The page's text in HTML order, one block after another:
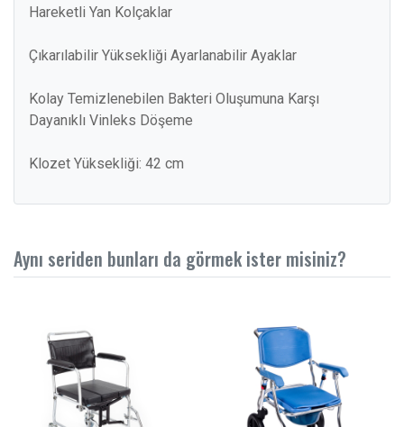
Hareketli Yan Kolçaklar
Çıkarılabilir Yüksekliği Ayarlanabilir Ayaklar
Kolay Temizlenebilen Bakteri Oluşumuna Karşı
Dayanıklı Vinleks Döşeme
Klozet Yüksekliği: 42 cm
Aynı seriden bunları da görmek ister misiniz?